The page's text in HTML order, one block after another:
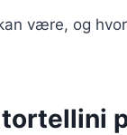
være, og